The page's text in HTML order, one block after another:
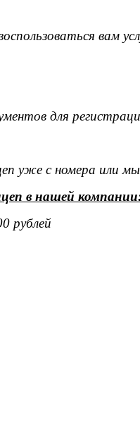
вам
для
уже с номера или
в нашей
рублей